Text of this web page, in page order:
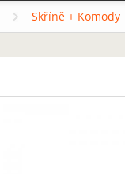
Skříně + Komody